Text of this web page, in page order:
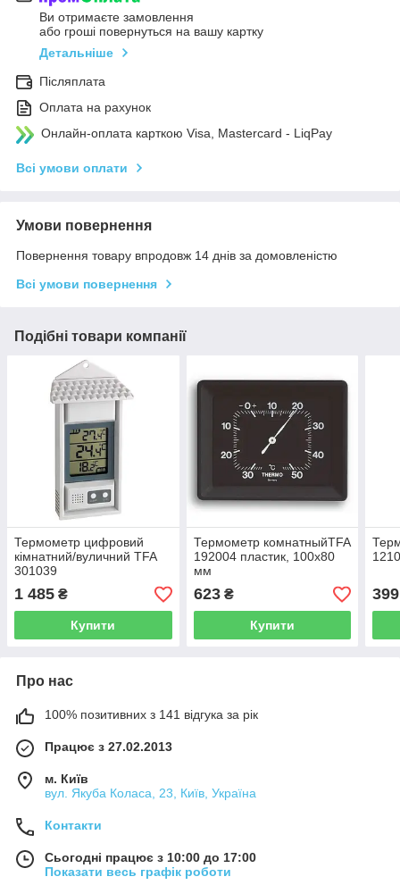
Ви отримаєте замовлення
або гроші повернуться на вашу картку
Детальніше
Післяплата
Оплата на рахунок
Онлайн-оплата карткою Visa, Mastercard - LiqPay
Всі умови оплати
Умови повернення
Повернення товару впродовж 14 днів за домовленістю
Всі умови повернення
Подібні товари компанії
Термометр цифровий
кімнатний/вуличний TFA
301039
1 485 ₴
Купити
Термометр комнатныйTFA
192004 пластик, 100х80
мм
623₴
Купити
399
Про нас
100% позитивних з 141 відгука за рік
Працює з 27.02.2013
м. Київ
вул. Якуба Коласа, 23, Київ, Україна
Контакти
Сьогодні працює з 10:00 до 17:00
Показати весь графік роботи